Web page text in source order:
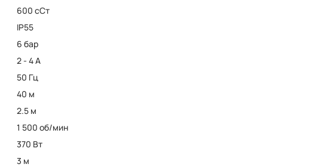
600 сСт
IP55
6 бар
2 - 4 А
50 Гц
40 м
2.5 м
1 500 об/мин
370 Вт
3 м